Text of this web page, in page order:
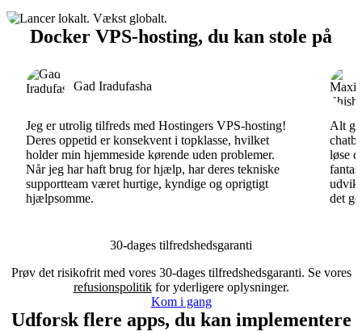
Docker VPS-hosting, du kan stole på
Gad Iradufasha
Jeg er utrolig tilfreds med Hostingers VPS-hosting!
Deres oppetid er konsekvent i topklasse, hvilket
holder min hjemmeside kørende uden problemer.
Når jeg har haft brug for hjælp, har deres tekniske
supportteam været hurtige, kyndige og oprigtigt
hjælpsomme.
Alt
løse
det
30-dages tilfredshedsgaranti
Prøv det risikofrit med vores 30-dages tilfredshedsgaranti. Se vores
refusionspolitikfor yderligere oplysninger.
Kom i gang
Udforsk flere apps, du kan implementere